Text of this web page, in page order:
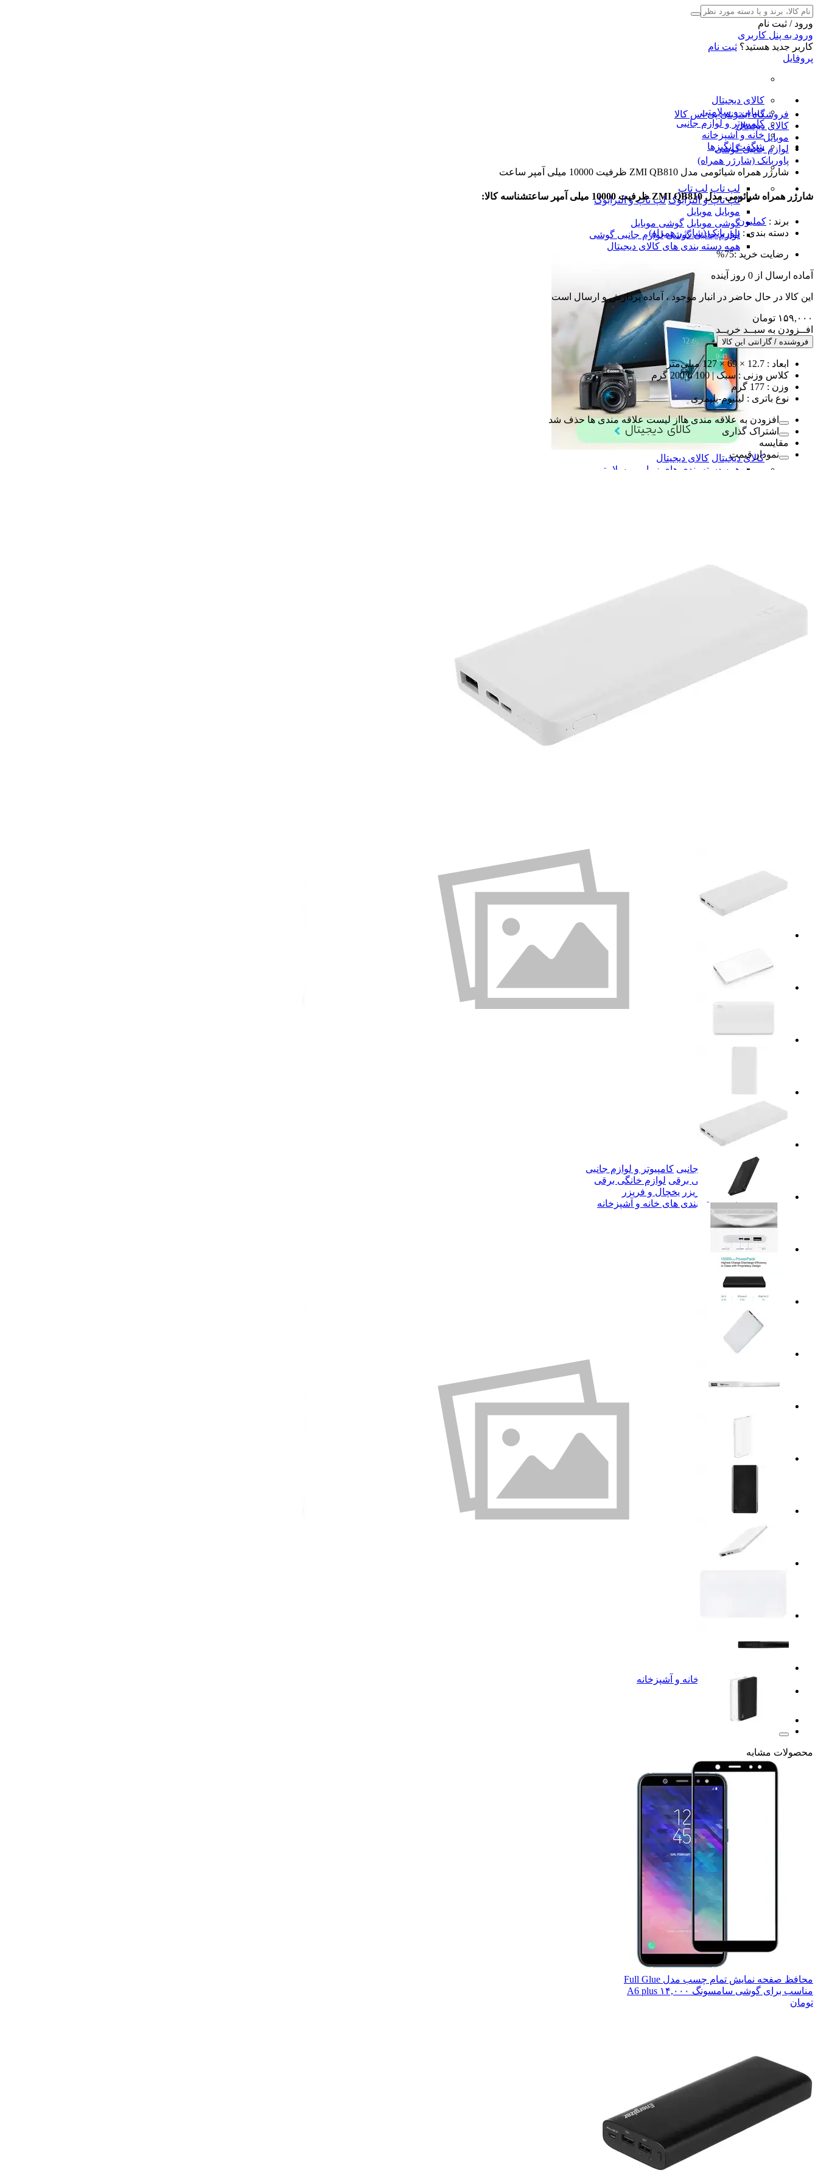
ورود / ثبت نام
ورود به پنل کاربری
کاربر جدید هستید؟ ثبت نام
پروفایل
کالای دیجیتال
زیبایی و سلامتی
کامپیوتر و لوازم جانبی
خانه و آشپزخانه
شگفت انگیزها
لپ تاپ لپ تاپ
لپ تاپ و الترابوک لپ تاپ و الترابوک
موبایل موبایل
گوشی موبایل گوشی موبایل
لوازم جانبی گوشی لوازم جانبی گوشی
همه دسته بندی های کالای دیجیتال
کالای دیجیتال کالای دیجیتال
همه دسته بندی های زیبایی و سلامتی
زیبایی و سلامتی زیبایی و سلامتی
همه دسته بندی های کامپیوتر و لوازم جانبی
کامپیوتر و لوازم جانبی کامپیوتر و لوازم جانبی
لوازم خانگی برقی لوازم خانگی برقی
یخچال و فریزر یخچال و فریزر
همه دسته بندی های خانه و آشپزخانه
خانه و آشپزخانه
خانه و آشپزخانه
فروشگاه اینترنتی پی اس کالا
کالای دیجیتال
موبایل
لوازم جانبی گوشی
پاوربانک (شارژر همراه)
شارژر همراه شیائومی مدل ZMI QB810 ظرفیت 10000 میلی آمپر ساعت
شارژر همراه شیائومی مدل ZMI QB810 ظرفیت 10000 میلی آمپر ساعت شناسه کالا:
برند : کملیون
دسته بندی: پاوربانک (شارژر همراه)
رضایت خرید :75%
آماده ارسال از 0 روز آینده
این کالا در حال حاضر در انبار موجود ، آماده پردازش و ارسال است
۱۵۹,۰۰۰ تومان
افــزودن به سبــد خریــد
فروشنده / گارانتی این کالا
ابعاد : 12.7 × 69 × 127 میلی‌متر
کلاس وزنی : سبک | 100 تا 200 گرم
وزن : 177 گرم
نوع باتری : لیتیوم-پلیمری
افزودن به علاقه مندی هااز لیست علاقه مندی ها حذف شد
اشتراک گذاری
مقایسه
نمودار قیمت
محصولات مشابه
محافظ صفحه نمایش تمام چسب مدل Full Glue
مناسب برای گوشی سامسونگ A6 plus ۱۴,۰۰۰
تومان